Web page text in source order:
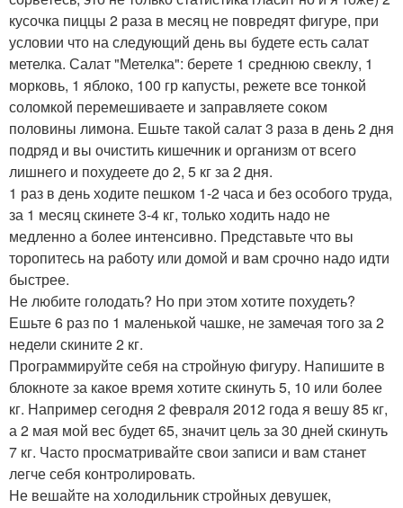
кусочка пиццы 2 раза в месяц не повредят фигуре, при
условии что на следующий день вы будете есть салат
метелка. Салат "Метелка": берете 1 среднюю свеклу, 1
морковь, 1 яблоко, 100 гр капусты, режете все тонкой
соломкой перемешиваете и заправляете соком
половины лимона. Ешьте такой салат 3 раза в день 2 дня
подряд и вы очистить кишечник и организм от всего
лишнего и похудеете до 2, 5 кг за 2 дня.
1 раз в день ходите пешком 1-2 часа и без особого труда,
за 1 месяц скинете 3-4 кг, только ходить надо не
медленно а более интенсивно. Представьте что вы
торопитесь на работу или домой и вам срочно надо идти
быстрее.
Не любите голодать? Но при этом хотите похудеть?
Ешьте 6 раз по 1 маленькой чашке, не замечая того за 2
недели скините 2 кг.
Программируйте себя на стройную фигуру. Напишите в
блокноте за какое время хотите скинуть 5, 10 или более
кг. Например сегодня 2 февраля 2012 года я вешу 85 кг,
а 2 мая мой вес будет 65, значит цель за 30 дней скинуть
7 кг. Часто просматривайте свои записи и вам станет
легче себя контролировать.
Не вешайте на холодильник стройных девушек,